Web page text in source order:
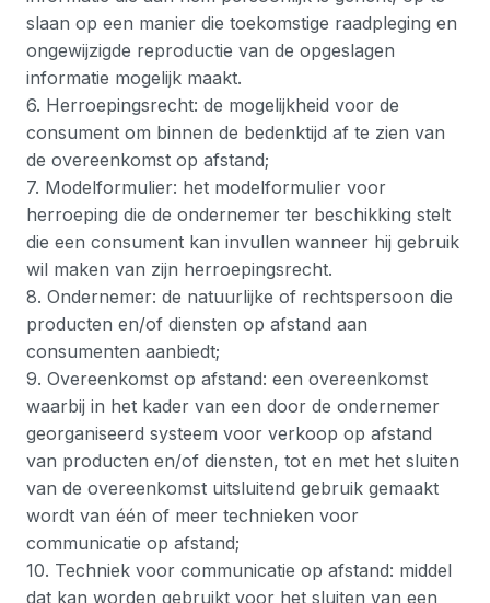
slaan op een manier die toekomstige raadpleging en
ongewijzigde reproductie van de opgeslagen
informatie mogelijk maakt.
6. Herroepingsrecht: de mogelijkheid voor de
consument om binnen de bedenktijd af te zien van
de overeenkomst op afstand;
7. Modelformulier: het modelformulier voor
herroeping die de ondernemer ter beschikking stelt
die een consument kan invullen wanneer hij gebruik
wil maken van zijn herroepingsrecht.
8. Ondernemer: de natuurlijke of rechtspersoon die
producten en/of diensten op afstand aan
consumenten aanbiedt;
9. Overeenkomst op afstand: een overeenkomst
waarbij in het kader van een door de ondernemer
georganiseerd systeem voor verkoop op afstand
van producten en/of diensten, tot en met het sluiten
van de overeenkomst uitsluitend gebruik gemaakt
wordt van één of meer technieken voor
communicatie op afstand;
10. Techniek voor communicatie op afstand: middel
dat kan worden gebruikt voor het sluiten van een